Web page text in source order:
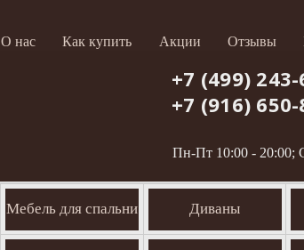
О нас Как купить Акции Отзывы
Пн-Пт 10:00 - 20:00;
+7 (499)
+7 (916)
Мебель для спальни Диваны